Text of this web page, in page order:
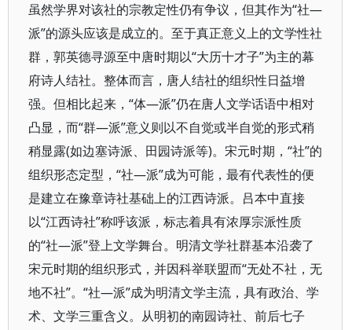
虽然学界对该社的宗教定性仍有争议，但其作为“社—
派”的源头应该是成立的。至于真正意义上的文学性社
群，郭英德寻源至中唐时期以“大历十才子”为主的幕
府诗人结社。整体而言，唐人结社的组织性日益增
强。但相比起来，“体—派”仍在唐人文学话语中相对
凸显，而“群—派”意义则以不自觉或半自觉的形式稍
稍显露(如边塞诗派、田园诗派等)。宋元时期，“社”的
组织形态定型，“社—派”成为可能，最有代表性的便
是建立在豫章诗社基础上的江西诗派。吕本中直接
以“江西诗社”称呼该派，标志着具有浓厚宗派性质
的“社—派”登上文学舞台。明清文学社群基本沿袭了
宋元时期的组织形式，并因科举联盟而“无处不社，无
地不社”。“社—派”成为明清文学主流，具有政治、学
术、文学三重含义。从明初的南园诗社、前后七子